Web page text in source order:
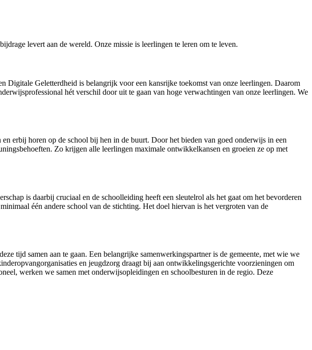
levert aan de wereld. Onze missie is leerlingen te leren om te leven.
Digitale Geletterdheid is belangrijk voor een kansrijke toekomst van onze leerlingen. Daarom
hét verschil door uit te gaan van hoge verwachtingen van onze leerlingen. We
erbij horen op de school bij hen in de buurt. Door het bieden van goed onderwijs in een
Zo krijgen alle leerlingen maximale ontwikkelkansen en groeien ze op met
is daarbij cruciaal en de schoolleiding heeft een sleutelrol als het gaat om het bevorderen
één andere school van de stichting. Het doel hiervan is het vergroten van de
tijd samen aan te gaan. Een belangrijke samenwerkingspartner is de gemeente, met wie we
en jeugdzorg draagt bij aan ontwikkelingsgerichte voorzieningen om
werken we samen met onderwijsopleidingen en schoolbesturen in de regio. Deze